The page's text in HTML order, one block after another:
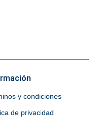
y condiciones
de privacidad